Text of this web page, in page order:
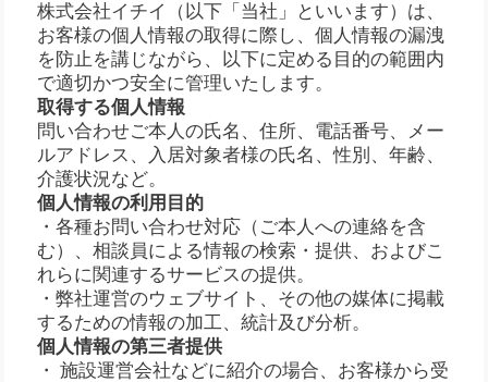
株式会社イチイ（以下「当社」といいます）は、
お客様の個人情報の取得に際し、個人情報の漏洩
を防止を講じながら、以下に定める目的の範囲内
で適切かつ安全に管理いたします。
取得する個人情報
問い合わせご本人の氏名、住所、電話番号、メー
ルアドレス、入居対象者様の氏名、性別、年齢、
介護状況など。
個人情報の利用目的
・各種お問い合わせ対応（ご本人への連絡を含
む）、相談員による情報の検索・提供、およびこ
れらに関連するサービスの提供。
・弊社運営のウェブサイト、その他の媒体に掲載
するための情報の加工、統計及び分析。
個人情報の第三者提供
・ 施設運営会社などに紹介の場合、お客様から受